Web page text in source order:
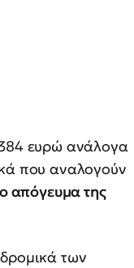
ευρώ ανάλογα
που αναλογούν
απόγευμα της
των